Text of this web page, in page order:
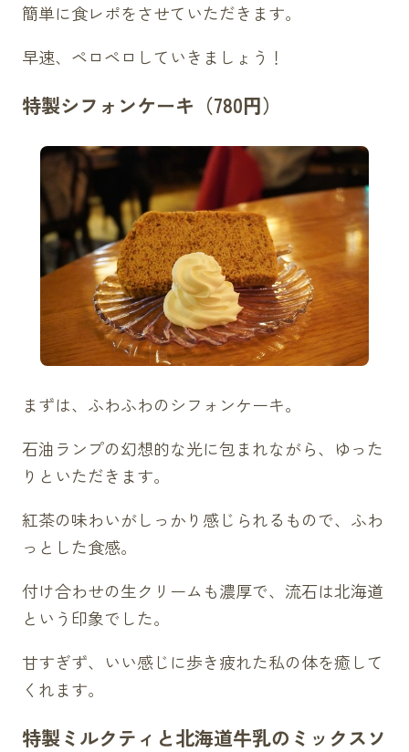
簡単に食レポをさせていただきます。
早速、ペロペロしていきましょう！
特製シフォンケーキ（780円）
まずは、ふわふわのシフォンケーキ。
石油ランプの幻想的な光に包まれながら、ゆった
りといただきます。
紅茶の味わいがしっかり感じられるもので、ふわ
っとした食感。
付け合わせの生クリームも濃厚で、流石は北海道
という印象でした。
甘すぎず、いい感じに歩き疲れた私の体を癒して
くれます。
特製ミルクティと北海道牛乳のミックスソ